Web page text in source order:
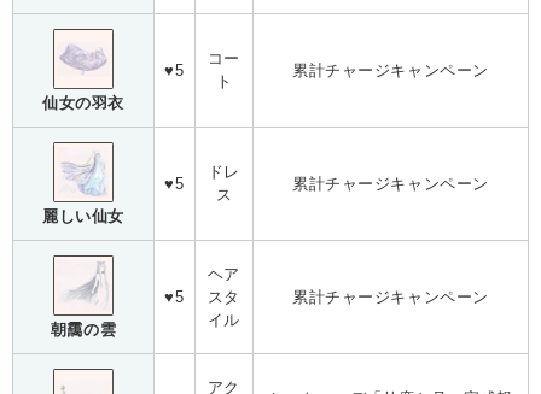
仙女の羽衣
♥5
コー
ト
累計チャージキャンペーン
麗しい仙女
♥5
ドレ
ス
累計チャージキャンペーン
朝靄の雲
♥5
ヘア
スタ
イル
累計チャージキャンペーン
アク